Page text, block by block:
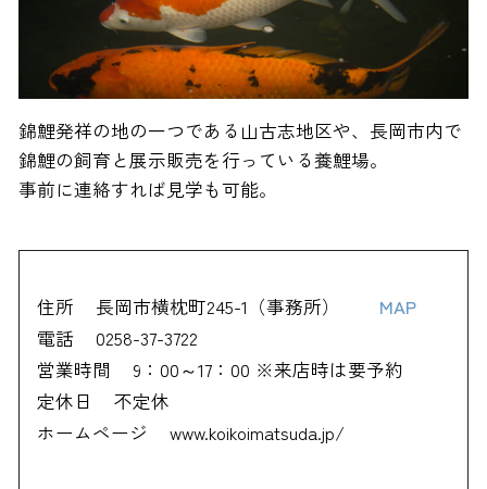
錦鯉発祥の地の一つである山古志地区や、長岡市内で
錦鯉の飼育と展示販売を行っている養鯉場。
事前に連絡すれば見学も可能。
住所 長岡市横枕町245-1（事務所）
MAP
電話
0258-37-3722
営業時間
9：00～17：00 ※来店時は要予約
定休日
不定休
ホームページ
www.koikoimatsuda.jp/